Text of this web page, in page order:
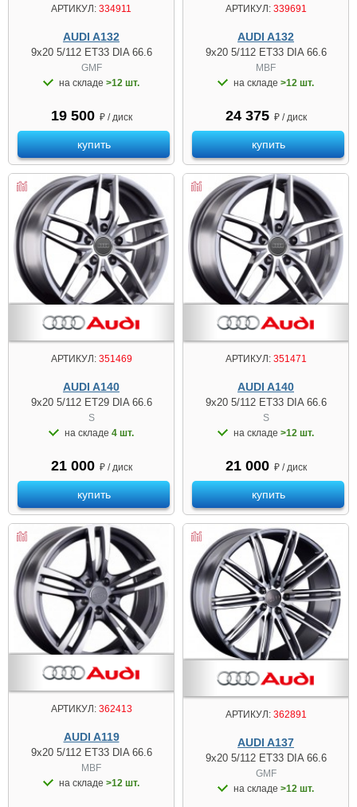
АРТИКУЛ: 334911
AUDI A132
9x20 5/112 ET33 DIA 66.6
GMF
на складе >12 шт.
19 500 ₽ / диск
купить
АРТИКУЛ:339691
AUDI A132
9x20 5/112 ET33 DIA 66.6
MBF
на складе >12 шт.
24 375 ₽ / диск
купить
АРТИКУЛ:351469
AUDI A140
9x20 5/112 ET29 DIA 66.6
S
на складе 4 шт.
21 000 ₽ / диск
купить
АРТИКУЛ:351471
AUDI A140
9x20 5/112 ET33 DIA 66.6
S
на складе >12 шт.
21 000 ₽ / диск
купить
АРТИКУЛ:362413
AUDI A119
9x20 5/112 ET33 DIA 66.6
MBF
на складе >12 шт.
АРТИКУЛ:362891
AUDI A137
9x20 5/112 ET33 DIA 66.6
GMF
на складе >12 шт.